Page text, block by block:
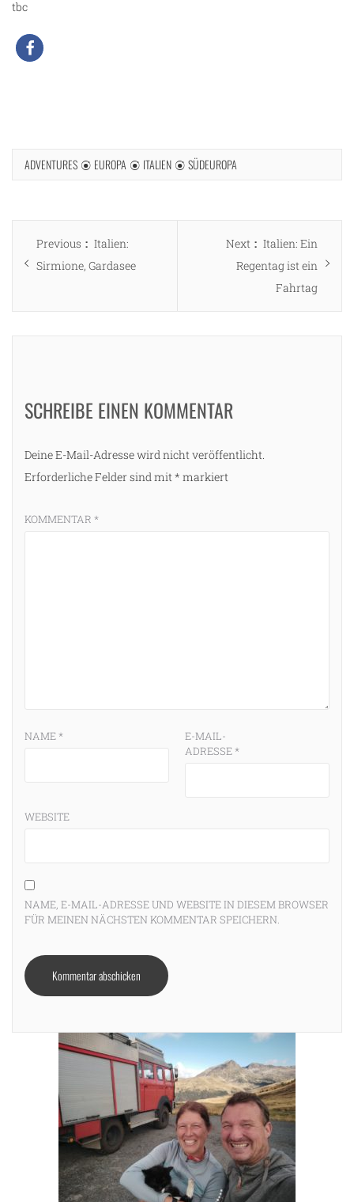
tbc
ADVENTURES EUROPA ITALIEN SÜDEUROPA
Beitragsnavigation
Previous
Previous
post:
Italien:
Sirmione, Gardasee
Next
Next
post:
Italien: Ein
Regentag ist ein
Fahrtag
SCHREIBE EINEN KOMMENTAR
Deine E-Mail-Adresse wird nicht veröffentlicht.
Erforderliche Felder sind mit * markiert
KOMMENTAR *
NAME*
E-MAIL-
ADRESSE*
WEBSITE
NAME, E-MAIL-ADRESSE UND WEBSITE IN DIESEM BROWSER
FÜR MEINEN NÄCHSTEN KOMMENTAR SPEICHERN.